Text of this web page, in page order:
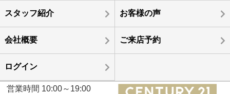
スタッフ紹介 お客様の声
会社概要 ご来店予約
ログイン
営業時間 10:00～19:00